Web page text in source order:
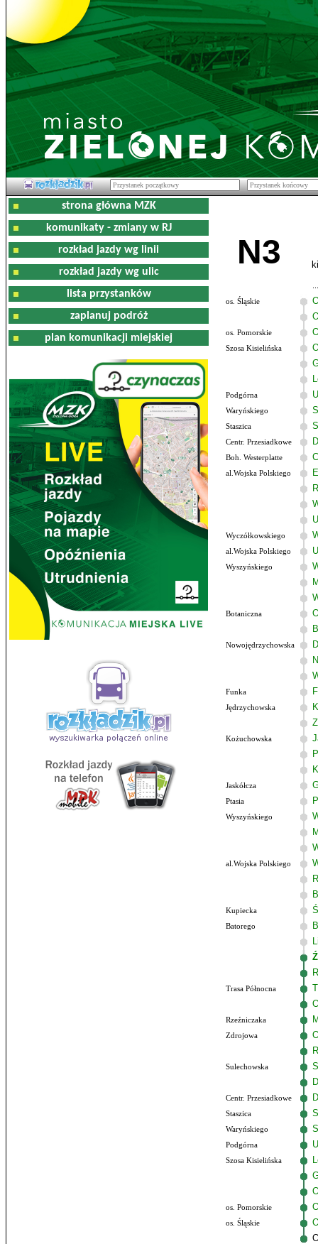
strona główna MZK
komunikaty - zmiany w RJ
rozkład jazdy wg linii
rozkład jazdy wg ulic
lista przystanków
zaplanuj podróż
plan komunikacji miejskiej
N3
os. Śląskie
os. Pomorskie
Szosa Kisielińska
Podgórna
Waryńskiego
Staszica
Centr. Przesiadkowe
Boh. Westerplatte
al.Wojska Polskiego
Wyczółkowskiego
al.Wojska Polskiego
Wyszyńskiego
Botaniczna
Nowojędrzychowska
Funka
Jędrzychowska
Kożuchowska
Jaskółcza
Ptasia
Wyszyńskiego
al.Wojska Polskiego
Kupiecka
Batorego
Trasa Północna
Rzeźniczaka
Zdrojowa
Sulechowska
Centr. Przesiadkowe
Staszica
Waryńskiego
Podgórna
Szosa Kisielińska
os. Pomorskie
os. Śląskie